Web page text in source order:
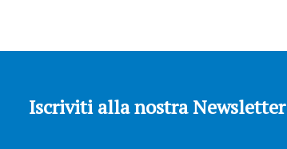
Iscriviti alla nostra Newsletter